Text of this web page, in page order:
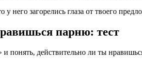
у него загорелись глаза от твоего
парню: тест
и понять, действительно ли ты